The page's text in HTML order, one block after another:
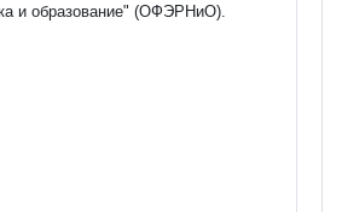
и образование" (ОФЭРНиО).